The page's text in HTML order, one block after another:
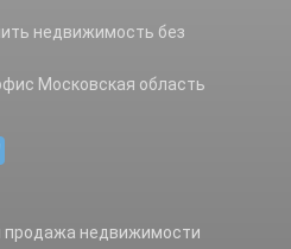
недвижимость без
Московская область